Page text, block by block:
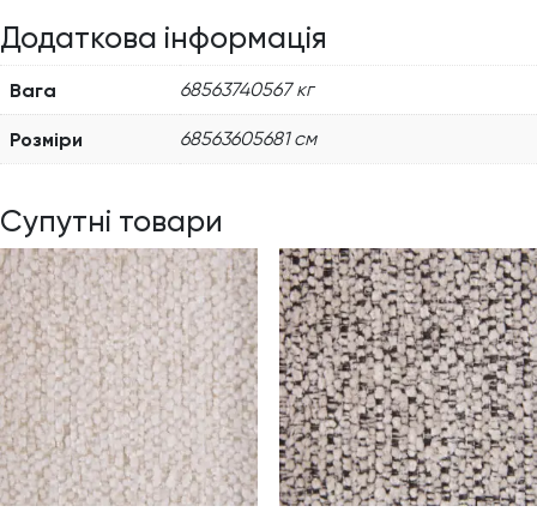
Додаткова інформація
Вага 68563740567 кг
Розміри 68563605681 см
Супутні товари